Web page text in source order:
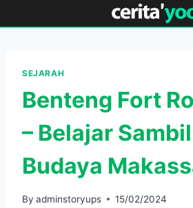
to
SEJARAH
Benteng Fort
– Belajar
Budaya
By adminstoryups 15/02/2024